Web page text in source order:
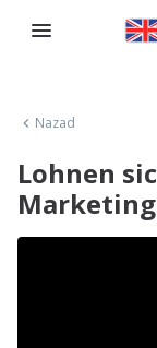
Nazad
Lohnen